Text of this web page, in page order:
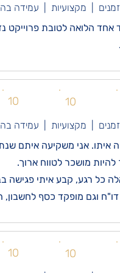
| מקצועיות | עמידה
10 10
| מקצועיות | עמידה
אני משקיעה איתם
כל רגע, קבע איתי פגישה
וגם מופקד כסף לחשבון,
10 10